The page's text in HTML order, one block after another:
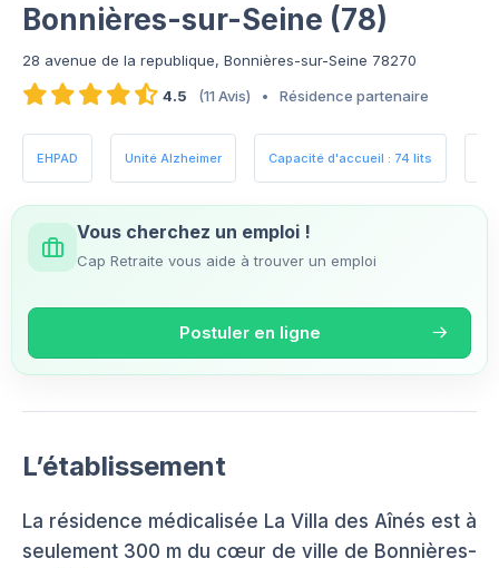
Bonnières-sur-Seine (78)
28 avenue de la republique, Bonnières-sur-Seine 78270
4.5
(11 Avis) • Résidence partenaire
EHPAD Unité Alzheimer Capacité d'accueil : 74 lits
Vous cherchez un emploi !
Cap Retraite vous aide à trouver un emploi
Postuler en ligne
L’établissement
La résidence médicalisée La Villa des Aînés est à
seulement 300 m du cœur de ville de Bonnières-